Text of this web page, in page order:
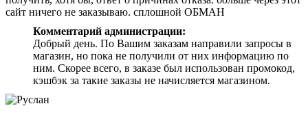
сайт ничего не заказываю. сплошной ОБМАН
Комментарий администрации:
Добрый день. По Вашим заказам направили запросы в
магазин, но пока не получили от них информацию по
ним. Скорее всего, в заказе был использован промокод,
кэшбэк за такие заказы не начисляется магазином.